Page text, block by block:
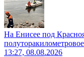
На Енисее под
13:27, 08.08.2026